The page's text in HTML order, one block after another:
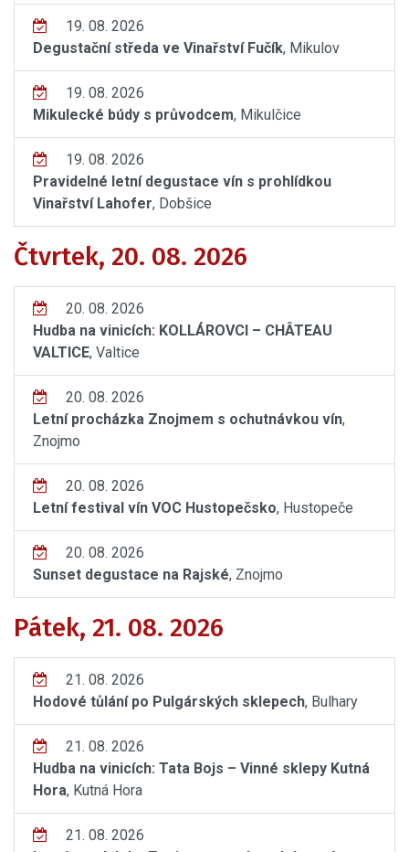
19. 08. 2026
Degustační středa ve Vinařství Fučík, Mikulov
19. 08. 2026
Mikulecké búdy s průvodcem, Mikulčice
19. 08. 2026
Pravidelné letní degustace vín s prohlídkou
Vinařství Lahofer, Dobšice
Čtvrtek, 20. 08. 2026
20. 08. 2026
Hudba na vinicích: KOLLÁROVCI – CHÂTEAU
VALTICE, Valtice
20. 08. 2026
Letní procházka Znojmem s ochutnávkou vín,
Znojmo
20. 08. 2026
Letní festival vín VOC Hustopečsko, Hustopeče
20. 08. 2026
Sunset degustace na Rajské, Znojmo
Pátek, 21. 08. 2026
21. 08. 2026
Hodové tůlání po Pulgárských sklepech, Bulhary
21. 08. 2026
Hudba na vinicích: Tata Bojs – Vinné sklepy Kutná
Hora, Kutná Hora
21. 08. 2026